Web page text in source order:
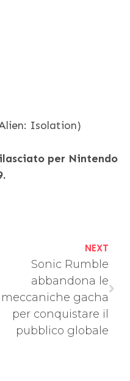
Isolation)
per Nintendo
NEXT
Sonic Rumble
abbandona le
meccaniche gacha
per conquistare il
pubblico globale